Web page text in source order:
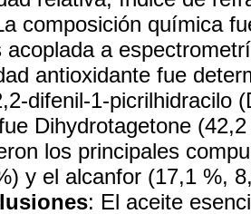
composición química
acoplada a
antioxidante fue
difenil-1-picrilhidracilo
Dihydrotagetone
los principales
y el alcanfor (17,1 %,
: El aceite